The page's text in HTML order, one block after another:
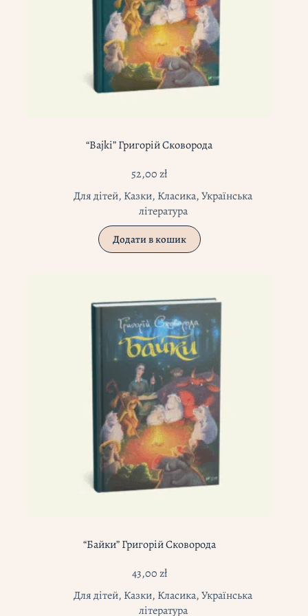
“Bajki” Григорій Сковорода
52,00zł
Для дітей, Казки, Класика,Українська
література
Додати в кошик
“Байки” Григорій Сковорода
43,00zł
Для дітей, Казки, Класика,Українська
література